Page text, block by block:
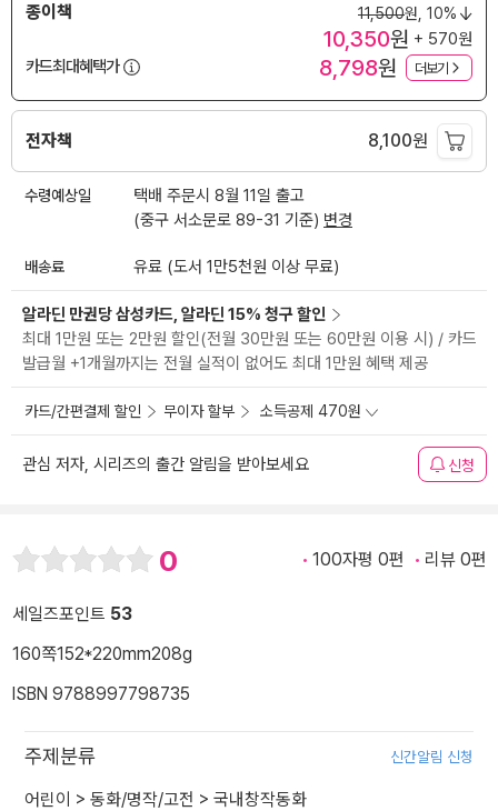
종이책 11,500원, 10%
10,350원 + 570원
카드최대혜택가
8,798원 더보기
전자책 8,100원
수령예상일
택배 주문시 8월 11일 출고
(중구 서소문로 89-31 기준) 변경
배송료 유료 (도서 1만5천원 이상 무료)
알라딘 만권당 삼성카드, 알라딘 15% 청구 할인
최대 1만원 또는 2만원 할인(전월 30만원 또는 60만원 이용 시) / 카드
발급월 +1개월까지는 전월 실적이 없어도 최대 1만원 혜택 제공
카드/간편결제 할인 무이자 할부 소득공제 470원
관심 저자, 시리즈의 출간 알림을 받아보세요 신청
0 100자평 0편 리뷰 0편
세일즈포인트 53
160쪽152*220mm208g
ISBN 9788997798735
주제분류 신간알림 신청
어린이 > 동화/명작/고전 > 국내창작동화